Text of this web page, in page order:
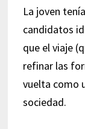
La joven
candidatos
que el viaje
refinar las
vuelta como
sociedad.